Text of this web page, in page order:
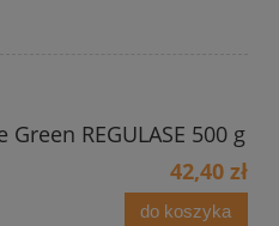
REGULASE 500 g
42,40 zł
do koszyka